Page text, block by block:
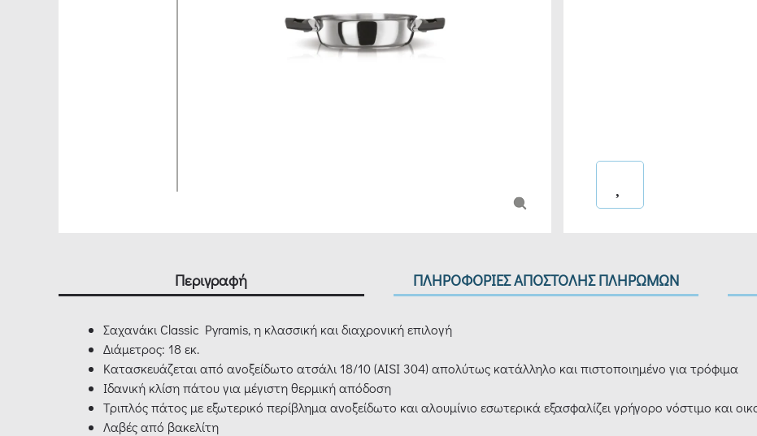
Περιγραφή ΠΛΗΡΟΦΟΡΙΕΣ ΑΠΟΣΤΟΛΗΣ ΠΛΗΡΩΜΩΝ
Σαχανάκι Classic Pyramis, η κλασσική και διαχρονική επιλογή
Διάμετρος: 18 εκ.
Κατασκευάζεται από ανοξείδωτο ατσάλι 18/10 (AISI 304) απολύτως κατάλληλο και πιστοποιημένο για τρόφιμα
Ιδανική κλίση πάτου για μέγιστη θερμική απόδοση
Τριπλός πάτος με εξωτερικό περίβλημα ανοξείδωτο και αλουμίνιο εσωτερικά εξασφαλίζει γρήγορο νόστιμο και
Λαβές από βακελίτη